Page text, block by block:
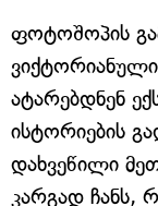
ფოტოშოპის
ატარებდნენ
ისტორიების
დახვეწილი
კარგად ჩანს,